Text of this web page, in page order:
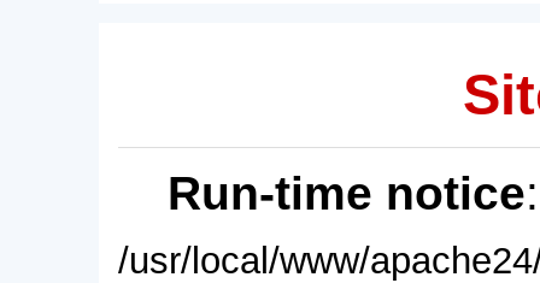
Run-time notice
/usr/local/www/